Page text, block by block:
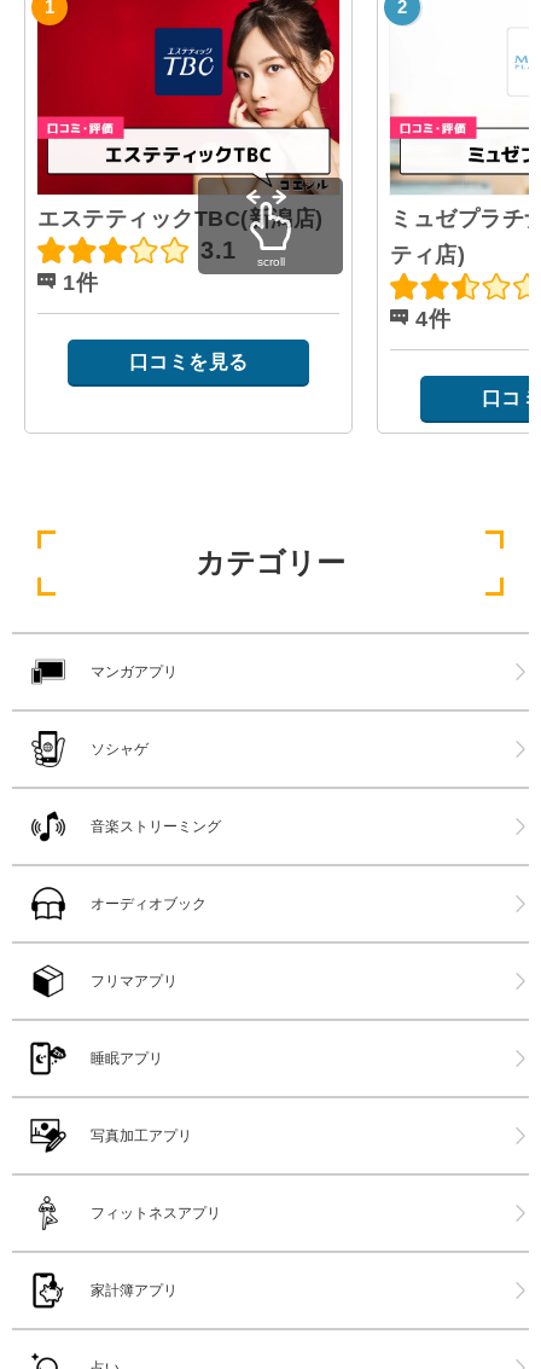
エステティックTBC(新潟店)
3.1
1件
口コミを見る
ミュゼプラチ
ティ店)
4件
口コ
scroll
カテゴリー
マンガアプリ
ソシャゲ
音楽ストリーミング
オーディオブック
フリマアプリ
睡眠アプリ
写真加工アプリ
フィットネスアプリ
家計簿アプリ